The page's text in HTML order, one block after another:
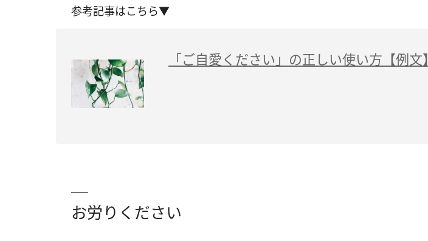
参考記事はこちら▼
「ご自愛ください」の正しい使い方【例文】
お労りください